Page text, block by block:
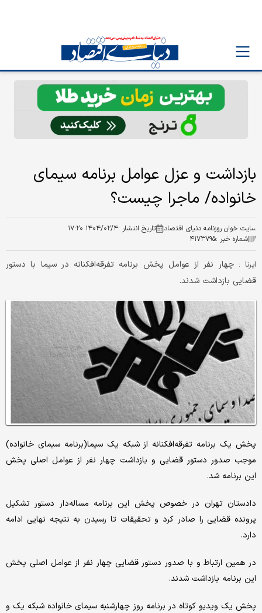
بازداشت و عزل عوامل برنامه سیمای
خانواده/ ماجرا چیست؟
سایت خوان روزنامه دنیای اقتصاد تاریخ انتشار :۱۴۰۴/۰۲/۴ ۱۷:۲۰
شماره خبر :۴۱۷۳۷۹۵
ایرنا :چهار نفر از عوامل پخش برنامه تفرقه‌افکنانه در سیما با دستور
قضایی بازداشت شدند.
پخش یک برنامه تفرقه‌افکنانه از شبکه یک سیما(برنامه سیمای خانواده)
موجب صدور دستور قضایی و بازداشت چهار نفر از عوامل اصلی پخش
این برنامه شد.
دادستان تهران در خصوص پخش این برنامه مساله‌دار دستور تشکیل
پرونده قضایی را صادر کرد و تحقیقات تا رسیدن به نتیجه نهایی ادامه
دارد.
در همین ارتباط و با صدور دستور قضایی چهار نفر از عوامل اصلی پخش
این برنامه بازداشت شدند.
پخش یک ویدیو کوتاه در برنامه روز چهارشنبه سیمای خانواده شبکه یک و